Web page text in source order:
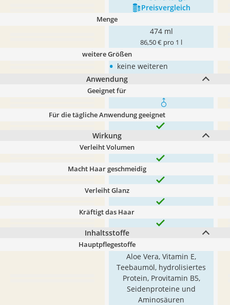
Preis­vergleich
Menge
474 ml
86,50 € pro 1 l
weitere Größen
• keine weiteren
Anwendung
Geeignet für
Für die tägliche Anwendung geeignet
Wirkung
Verleiht Volumen
Macht Haar geschmeidig
Verleiht Glanz
Kräftigt das Haar
Inhaltsstoffe
Hauptpflegestoffe
Aloe Vera, Vitamin E,
Teebaumöl, hydrolisiertes
Protein, Provitamin B5,
Seidenproteine und
Aminosäuren